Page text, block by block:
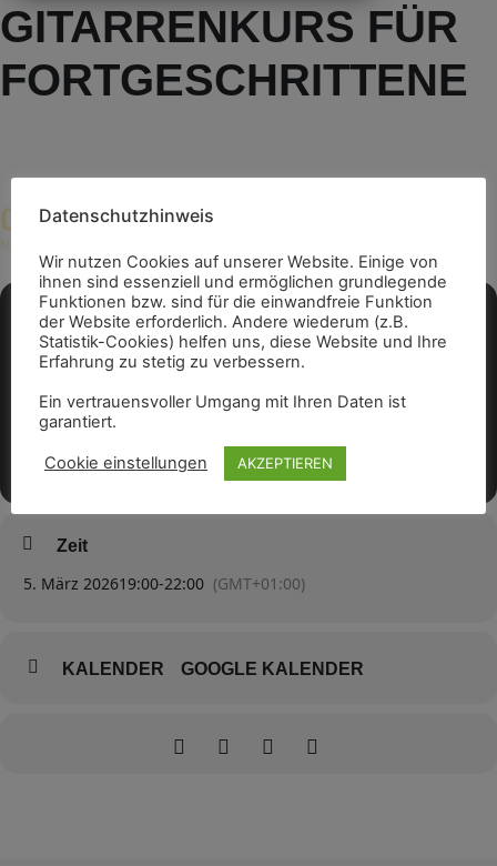
GITARRENKURS FÜR
FORTGESCHRITTENE
05
MÄR
19:00 - 22:00 (GMT+01:00)
Zeit
5. März 202619:00-22:00 (GMT+01:00)
KALENDER GOOGLE KALENDER
Datenschutzhinweis
Wir nutzen Cookies auf unserer Website. Einige von
ihnen sind essenziell und ermöglichen grundlegende
Funktionen bzw. sind für die einwandfreie Funktion
der Website erforderlich. Andere wiederum (z.B.
Statistik-Cookies) helfen uns, diese Website und Ihre
Erfahrung zu stetig zu verbessern.
Ein vertrauensvoller Umgang mit Ihren Daten ist
garantiert.
Cookie einstellungen AKZEPTIEREN